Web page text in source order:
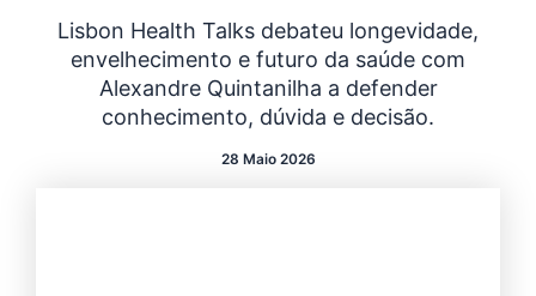
Lisbon Health Talks debateu longevidade,
envelhecimento e futuro da saúde com
Alexandre Quintanilha a defender
conhecimento, dúvida e decisão.
28 Maio 2026